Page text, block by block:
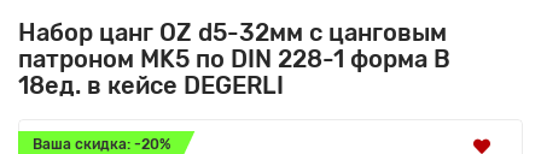
Набор цанг OZ d5-32мм с цанговым
патроном MK5 по DIN 228-1 форма В
18ед. в кейсе DEGERLI
Ваша скидка: -20%